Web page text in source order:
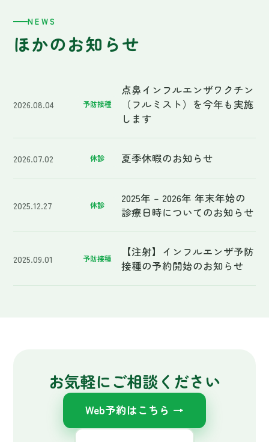
診療日時についてのお知らせ
接種の予約開始のお知らせ
お気軽にご相談ください
Web予約はこちら →
043-486-0200